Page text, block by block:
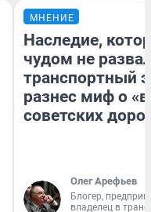
МНЕНИЕ
Наследие,
чудом не
транспортный
разнес миф о
советских
Олег Арефьев
Блогер,
владелец в